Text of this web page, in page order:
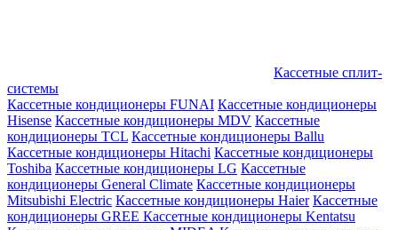
Кассетные сплит-
системы
Кассетные кондиционеры FUNAI Кассетные кондиционеры
Hisense Кассетные кондиционеры MDV Кассетные
кондиционеры TCL Кассетные кондиционеры Ballu
Кассетные кондиционеры Hitachi Кассетные кондиционеры
Toshiba Кассетные кондиционеры LG Кассетные
кондиционеры General Climate Кассетные кондиционеры
Mitsubishi Electric Кассетные кондиционеры Haier Кассетные
кондиционеры GREE Кассетные кондиционеры Kentatsu